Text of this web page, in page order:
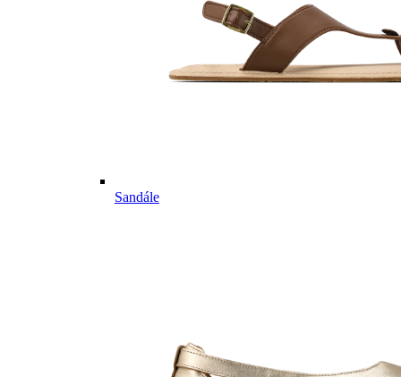
Sandále